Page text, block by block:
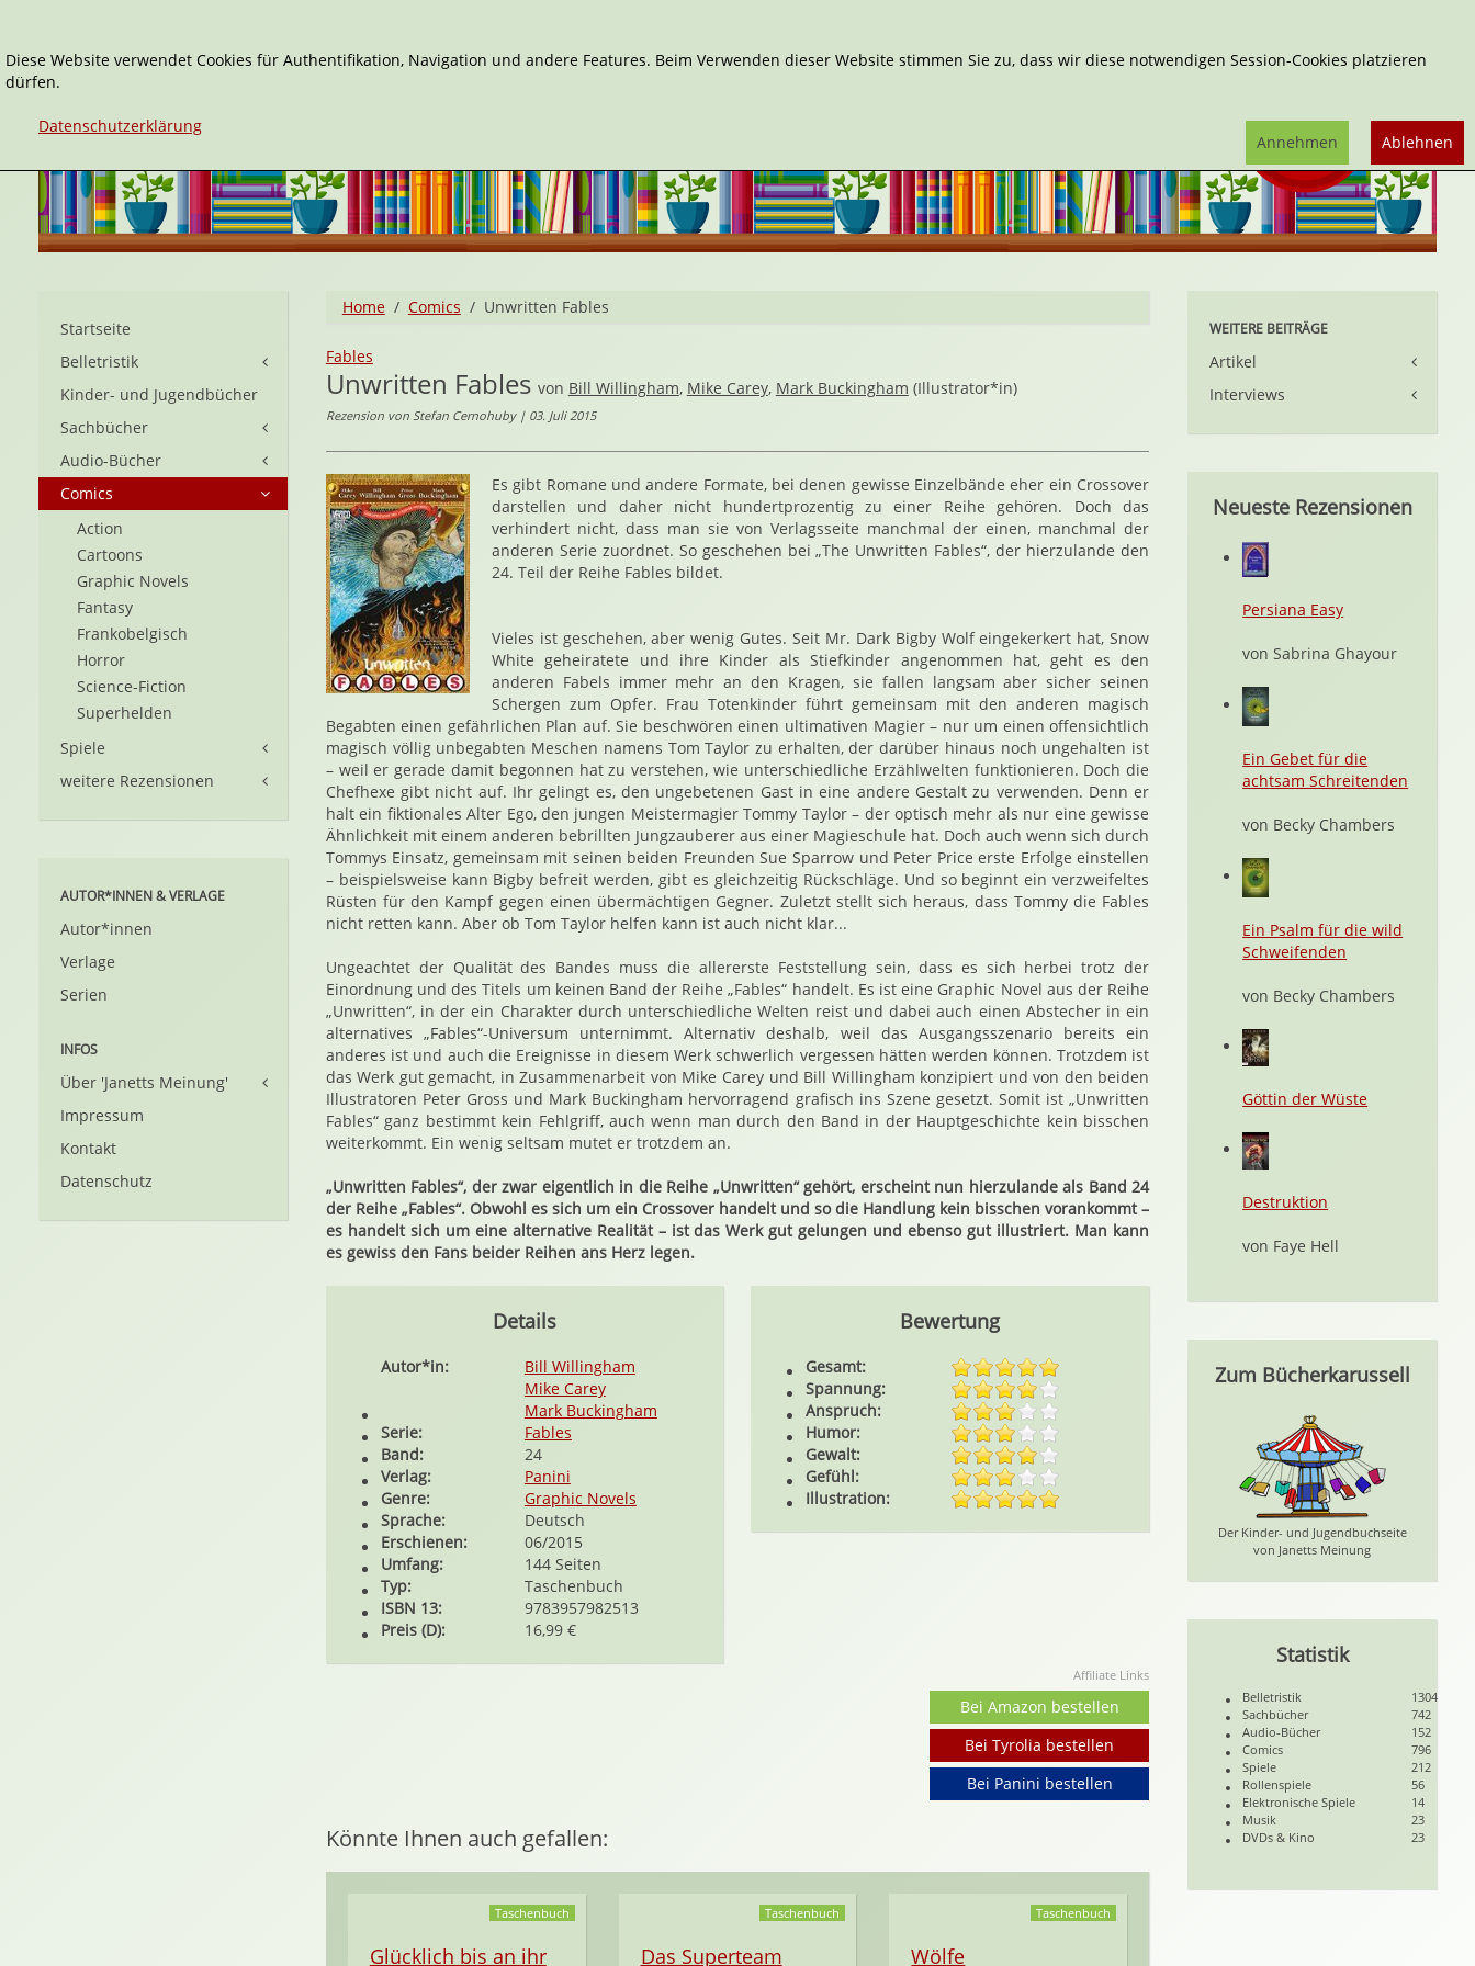
Home Comics Unwritten Fables
Fables
Unwritten Fables von Bill Willingham, Mike Carey, Mark Buckingham (Illustrator*in)
Rezension von Stefan Cernohuby | 03. Juli 2015
Es gibt Romane und andere Formate, bei denen gewisse Einzelbände eher ein Crossover
darstellen und daher nicht hundertprozentig zu einer Reihe gehören. Doch das
verhindert nicht, dass man sie von Verlagsseite manchmal der einen, manchmal der
anderen Serie zuordnet. So geschehen bei „The Unwritten Fables“, der hierzulande den
24. Teil der Reihe Fables bildet.
Vieles ist geschehen, aber wenig Gutes. Seit Mr. Dark Bigby Wolf eingekerkert hat, Snow
White geheiratete und ihre Kinder als Stiefkinder angenommen hat, geht es den
anderen Fabels immer mehr an den Kragen, sie fallen langsam aber sicher seinen
Schergen zum Opfer. Frau Totenkinder führt gemeinsam mit den anderen magisch
Begabten einen gefährlichen Plan auf. Sie beschwören einen ultimativen Magier – nur um einen offensichtlich
magisch völlig unbegabten Meschen namens Tom Taylor zu erhalten, der darüber hinaus noch ungehalten ist
– weil er gerade damit begonnen hat zu verstehen, wie unterschiedliche Erzählwelten funktionieren. Doch die
Chefhexe gibt nicht auf. Ihr gelingt es, den ungebetenen Gast in eine andere Gestalt zu verwenden. Denn er
halt ein fiktionales Alter Ego, den jungen Meistermagier Tommy Taylor – der optisch mehr als nur eine gewisse
Ähnlichkeit mit einem anderen bebrillten Jungzauberer aus einer Magieschule hat. Doch auch wenn sich durch
Tommys Einsatz, gemeinsam mit seinen beiden Freunden Sue Sparrow und Peter Price erste Erfolge einstellen
– beispielsweise kann Bigby befreit werden, gibt es gleichzeitig Rückschläge. Und so beginnt ein verzweifeltes
Rüsten für den Kampf gegen einen übermächtigen Gegner. Zuletzt stellt sich heraus, dass Tommy die Fables
nicht retten kann. Aber ob Tom Taylor helfen kann ist auch nicht klar...
Ungeachtet der Qualität des Bandes muss die allererste Feststellung sein, dass es sich herbei trotz der
Einordnung und des Titels um keinen Band der Reihe „Fables“ handelt. Es ist eine Graphic Novel aus der Reihe
„Unwritten“, in der ein Charakter durch unterschiedliche Welten reist und dabei auch einen Abstecher in ein
alternatives „Fables“-Universum unternimmt. Alternativ deshalb, weil das Ausgangsszenario bereits ein
anderes ist und auch die Ereignisse in diesem Werk schwerlich vergessen hätten werden können. Trotzdem ist
das Werk gut gemacht, in Zusammenarbeit von Mike Carey und Bill Willingham konzipiert und von den beiden
Illustratoren Peter Gross und Mark Buckingham hervorragend grafisch ins Szene gesetzt. Somit ist „Unwritten
Fables“ ganz bestimmt kein Fehlgriff, auch wenn man durch den Band in der Hauptgeschichte kein bisschen
weiterkommt. Ein wenig seltsam mutet er trotzdem an.
„Unwritten Fables“, der zwar eigentlich in die Reihe „Unwritten“ gehört, erscheint nun hierzulande als Band 24
der Reihe „Fables“. Obwohl es sich um ein Crossover handelt und so die Handlung kein bisschen vorankommt –
es handelt sich um eine alternative Realität – ist das Werk gut gelungen und ebenso gut illustriert. Man kann
es gewiss den Fans beider Reihen ans Herz legen.
Details
Autor*in:
Bill Willingham
Mike Carey
Mark Buckingham
Serie:
Fables
Band:
24
Verlag:
Panini
Genre:
Graphic Novels
Sprache:
Deutsch
Erschienen:
06/2015
Umfang:
144 Seiten
Typ:
Taschenbuch
ISBN 13:
9783957982513
Preis (D):
16,99 €
Bewertung
Gesamt:
Spannung:
Anspruch:
Humor:
Gewalt:
Gefühl:
Illustration:
Affiliate Links
Bei Amazon bestellen
Bei Tyrolia bestellen
Bei Panini bestellen
Könnte Ihnen auch gefallen:
Taschenbuch
Glücklich bis an ihr
Taschenbuch
Das Superteam
Taschenbuch
Wölfe
Startseite
Belletristik
Kinder- und Jugendbücher
Sachbücher
Audio-Bücher
Comics
Action
Cartoons
Graphic Novels
Fantasy
Frankobelgisch
Horror
Science-Fiction
Superhelden
Spiele
weitere Rezensionen
AUTOR*INNEN & VERLAGE
Autor*innen
Verlage
Serien
INFOS
Über 'Janetts Meinung'
Impressum
Kontakt
Datenschutz
WEITERE BEITRÄGE
Artikel
Interviews
Neueste Rezensionen
Persiana Easy
von Sabrina Ghayour
Ein Gebet für die
achtsam Schreitenden
von Becky Chambers
Ein Psalm für die wild
Schweifenden
von Becky Chambers
Göttin der Wüste
Destruktion
von Faye Hell
Zum Bücherkarussell
Der Kinder- und Jugendbuchseite
von Janetts Meinung
Statistik
Belletristik
1304
Sachbücher
742
Audio-Bücher
152
Comics
796
Spiele
212
Rollenspiele
56
Elektronische Spiele
14
Musik
23
DVDs & Kino
23
Diese Website verwendet Cookies für Authentifikation, Navigation und andere Features. Beim Verwenden dieser Website stimmen Sie zu, dass wir diese notwendigen Session-Cookies platzieren
dürfen.
Datenschutzerklärung
Ablehnen
Annehmen